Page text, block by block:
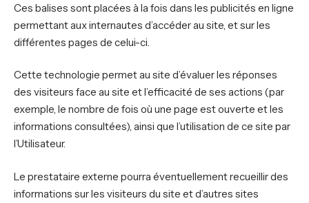
Ces balises sont placées à la fois dans les publicités en ligne
permettant aux internautes d’accéder au site, et sur les
différentes pages de celui-ci.
Cette technologie permet au site d’évaluer les réponses
des visiteurs face au site et l’efficacité de ses actions (par
exemple, le nombre de fois où une page est ouverte et les
informations consultées), ainsi que l’utilisation de ce site par
l’Utilisateur.
Le prestataire externe pourra éventuellement recueillir des
informations sur les visiteurs du site et d’autres sites